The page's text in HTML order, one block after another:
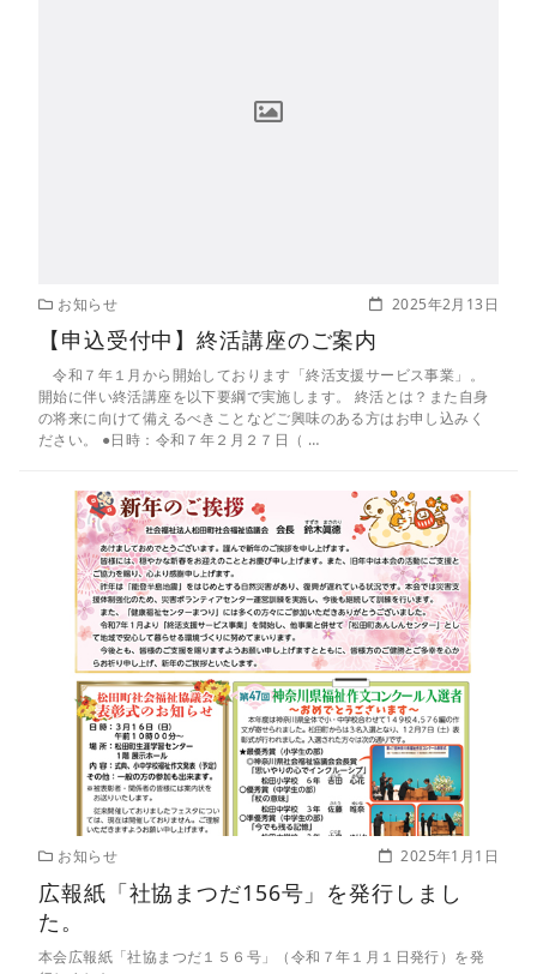
お知らせ 2025年2月13日
【申込受付中】終活講座のご案内
令和７年１月から開始しております「終活支援サービス事業」。
開始に伴い終活講座を以下要綱で実施します。 終活とは？また自身
の将来に向けて備えるべきことなどご興味のある方はお申し込みく
ださい。 ●日時：令和７年２月２７日（ …
お知らせ 2025年1月1日
広報紙「社協まつだ156号」を発行しまし
た。
本会広報紙「社協まつだ１５６号」（令和７年１月１日発行）を発